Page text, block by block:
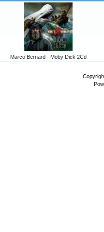
Marco Bernard - Moby Dick 2Cd